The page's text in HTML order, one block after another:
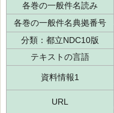
各巻の一般件名読み
各巻の一般件名典拠番号
分類：都立NDC10版
テキストの言語
資料情報1
URL